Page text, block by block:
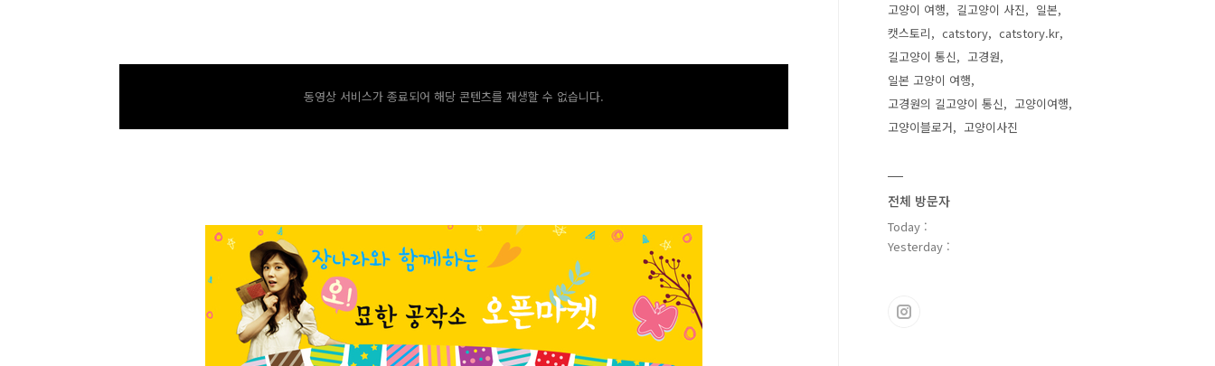
동영상 서비스가 종료되어 해당 콘텐츠를 재생할 수 없습니다.
고양이 여행
길고양이 사진
일본
캣스토리
catstory
catstory.kr
길고양이 통신
고경원
일본 고양이 여행
고경원의 길고양이 통신
고양이여행
고양이블로거
고양이사진
전체 방문자
Today :
Yesterday :